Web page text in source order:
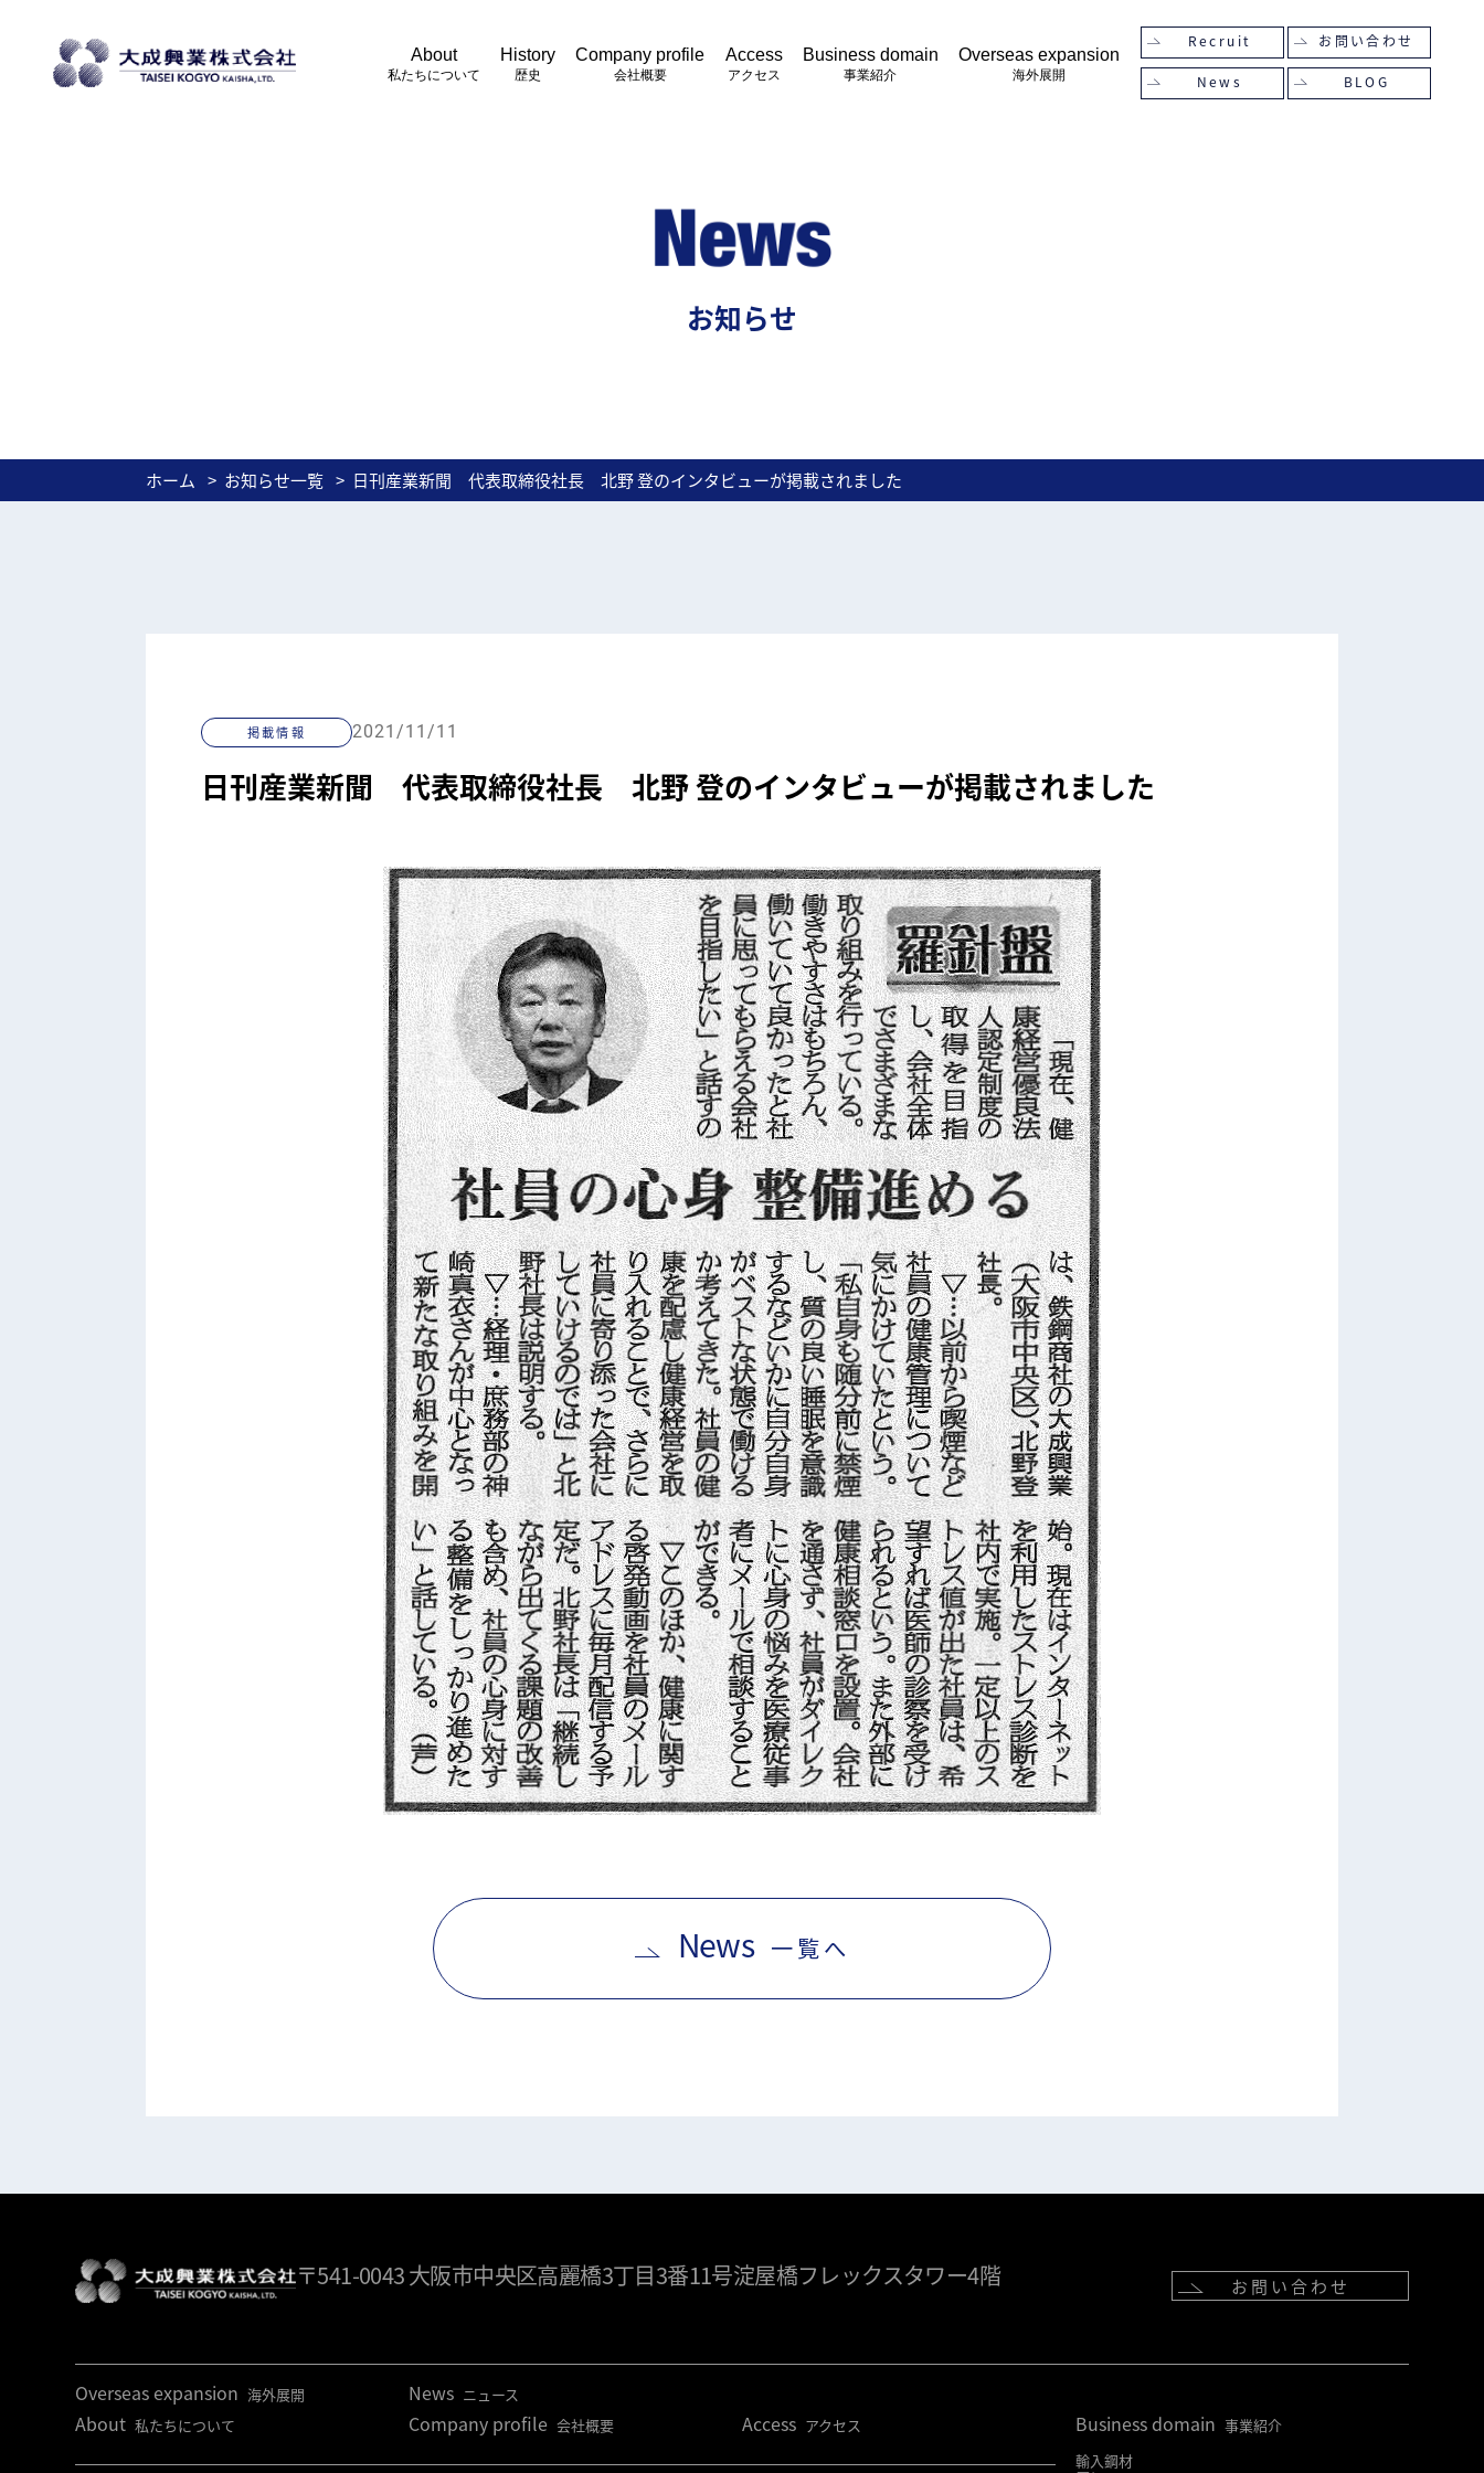
About
私たちについて
History
歴史
Company profile
会社概要
Access
アクセス
Business domain
事業紹介
Overseas expansion
海外展開
Recruit
News BLOG
お問い合わせ
お知らせ
ホーム お知らせ一覧 日刊産業新聞 代表取締役社長 北野 登のインタビューが掲載されました
掲載情報 2021/11/11
日刊産業新聞 代表取締役社長 北野 登のインタビューが掲載されました
News 一覧へ
〒541-0043大阪市中央区高麗橋3丁目3番11号淀屋橋フレックスタワー4階 お問い合わせ
About 私たちについて Company profile 会社概要 Access アクセス Business domain 事業紹介
輸入鋼材
Overseas expansion 海外展開 News ニュース